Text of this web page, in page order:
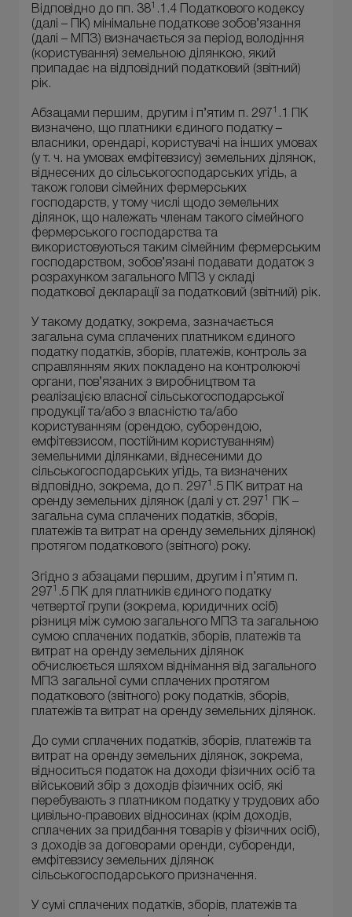
Відповідно до пп. 381 .1.4 Податкового кодексу
(далі – ПК) мінімальне податкове зобов’язання
(далі – МПЗ) визначається за період володіння
(користування) земельною ділянкою, який
припадає на відповідний податковий (звітний)
рік.
Абзацами першим, другим і п’ятим п. 297 1 .1 ПК
визначено, що платники єдиного податку –
власники, орендарі, користувачі на інших умовах
(у т. ч. на умовах емфітевзису) земельних ділянок,
віднесених до сільськогосподарських угідь, а
також голови сімейних фермерських
господарств, у тому числі щодо земельних
ділянок, що належать членам такого сімейного
фермерського господарства та
використовуються таким сімейним фермерським
господарством, зобов’язані подавати додаток з
розрахунком загального МПЗ у складі
податкової декларації за податковий (звітний) рік.
У такому додатку, зокрема, зазначається
загальна сума сплачених платником єдиного
податку податків, зборів, платежів, контроль за
справлянням яких покладено на контролюючі
органи, пов’язаних з виробництвом та
реалізацією власної сільськогосподарської
продукції та/або з власністю та/або
користуванням (орендою, суборендою,
емфітевзисом, постійним користуванням)
земельними ділянками, віднесеними до
сільськогосподарських угідь, та визначених
відповідно, зокрема, до п. 297 1 .5 ПК витрат на
оренду земельних ділянок (далі у ст. 297 1
ПК –
загальна сума сплачених податків, зборів,
платежів та витрат на оренду земельних ділянок)
протягом податкового (звітного) року.
Згідно з абзацами першим, другим і п’ятим п.
297 1 .5 ПК для платників єдиного податку
четвертої групи (зокрема, юридичних осіб)
різниця між сумою загального МПЗ та загальною
сумою сплачених податків, зборів, платежів та
витрат на оренду земельних ділянок
обчислюється шляхом віднімання від загального
МПЗ загальної суми сплачених протягом
податкового (звітного) року податків, зборів,
платежів та витрат на оренду земельних ділянок.
До суми сплачених податків, зборів, платежів та
витрат на оренду земельних ділянок, зокрема,
відноситься податок на доходи фізичних осіб та
військовий збір з доходів фізичних осіб, які
перебувають з платником податку у трудових або
цивільно-правових відносинах (крім доходів,
сплачених за придбання товарів у фізичних осіб),
з доходів за договорами оренди, суборенди,
емфітевзису земельних ділянок
сільськогосподарського призначення.
У сумі сплачених податків, зборів, платежів та